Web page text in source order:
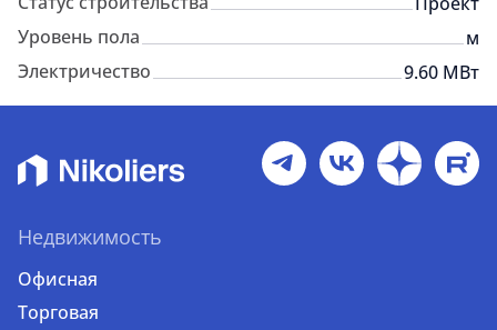
Уровень пола
м
Электричество
9.60 МВт
Недвижимость
Офисная
Торговая